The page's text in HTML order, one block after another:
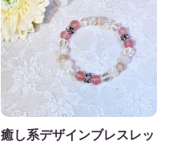
癒し系デザインブレスレッ